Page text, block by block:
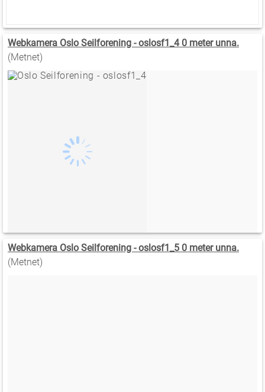
Webkamera Oslo Seilforening - oslosf1_4 0 meter unna.
(Metnet)
Webkamera Oslo Seilforening - oslosf1_5 0 meter unna.
(Metnet)